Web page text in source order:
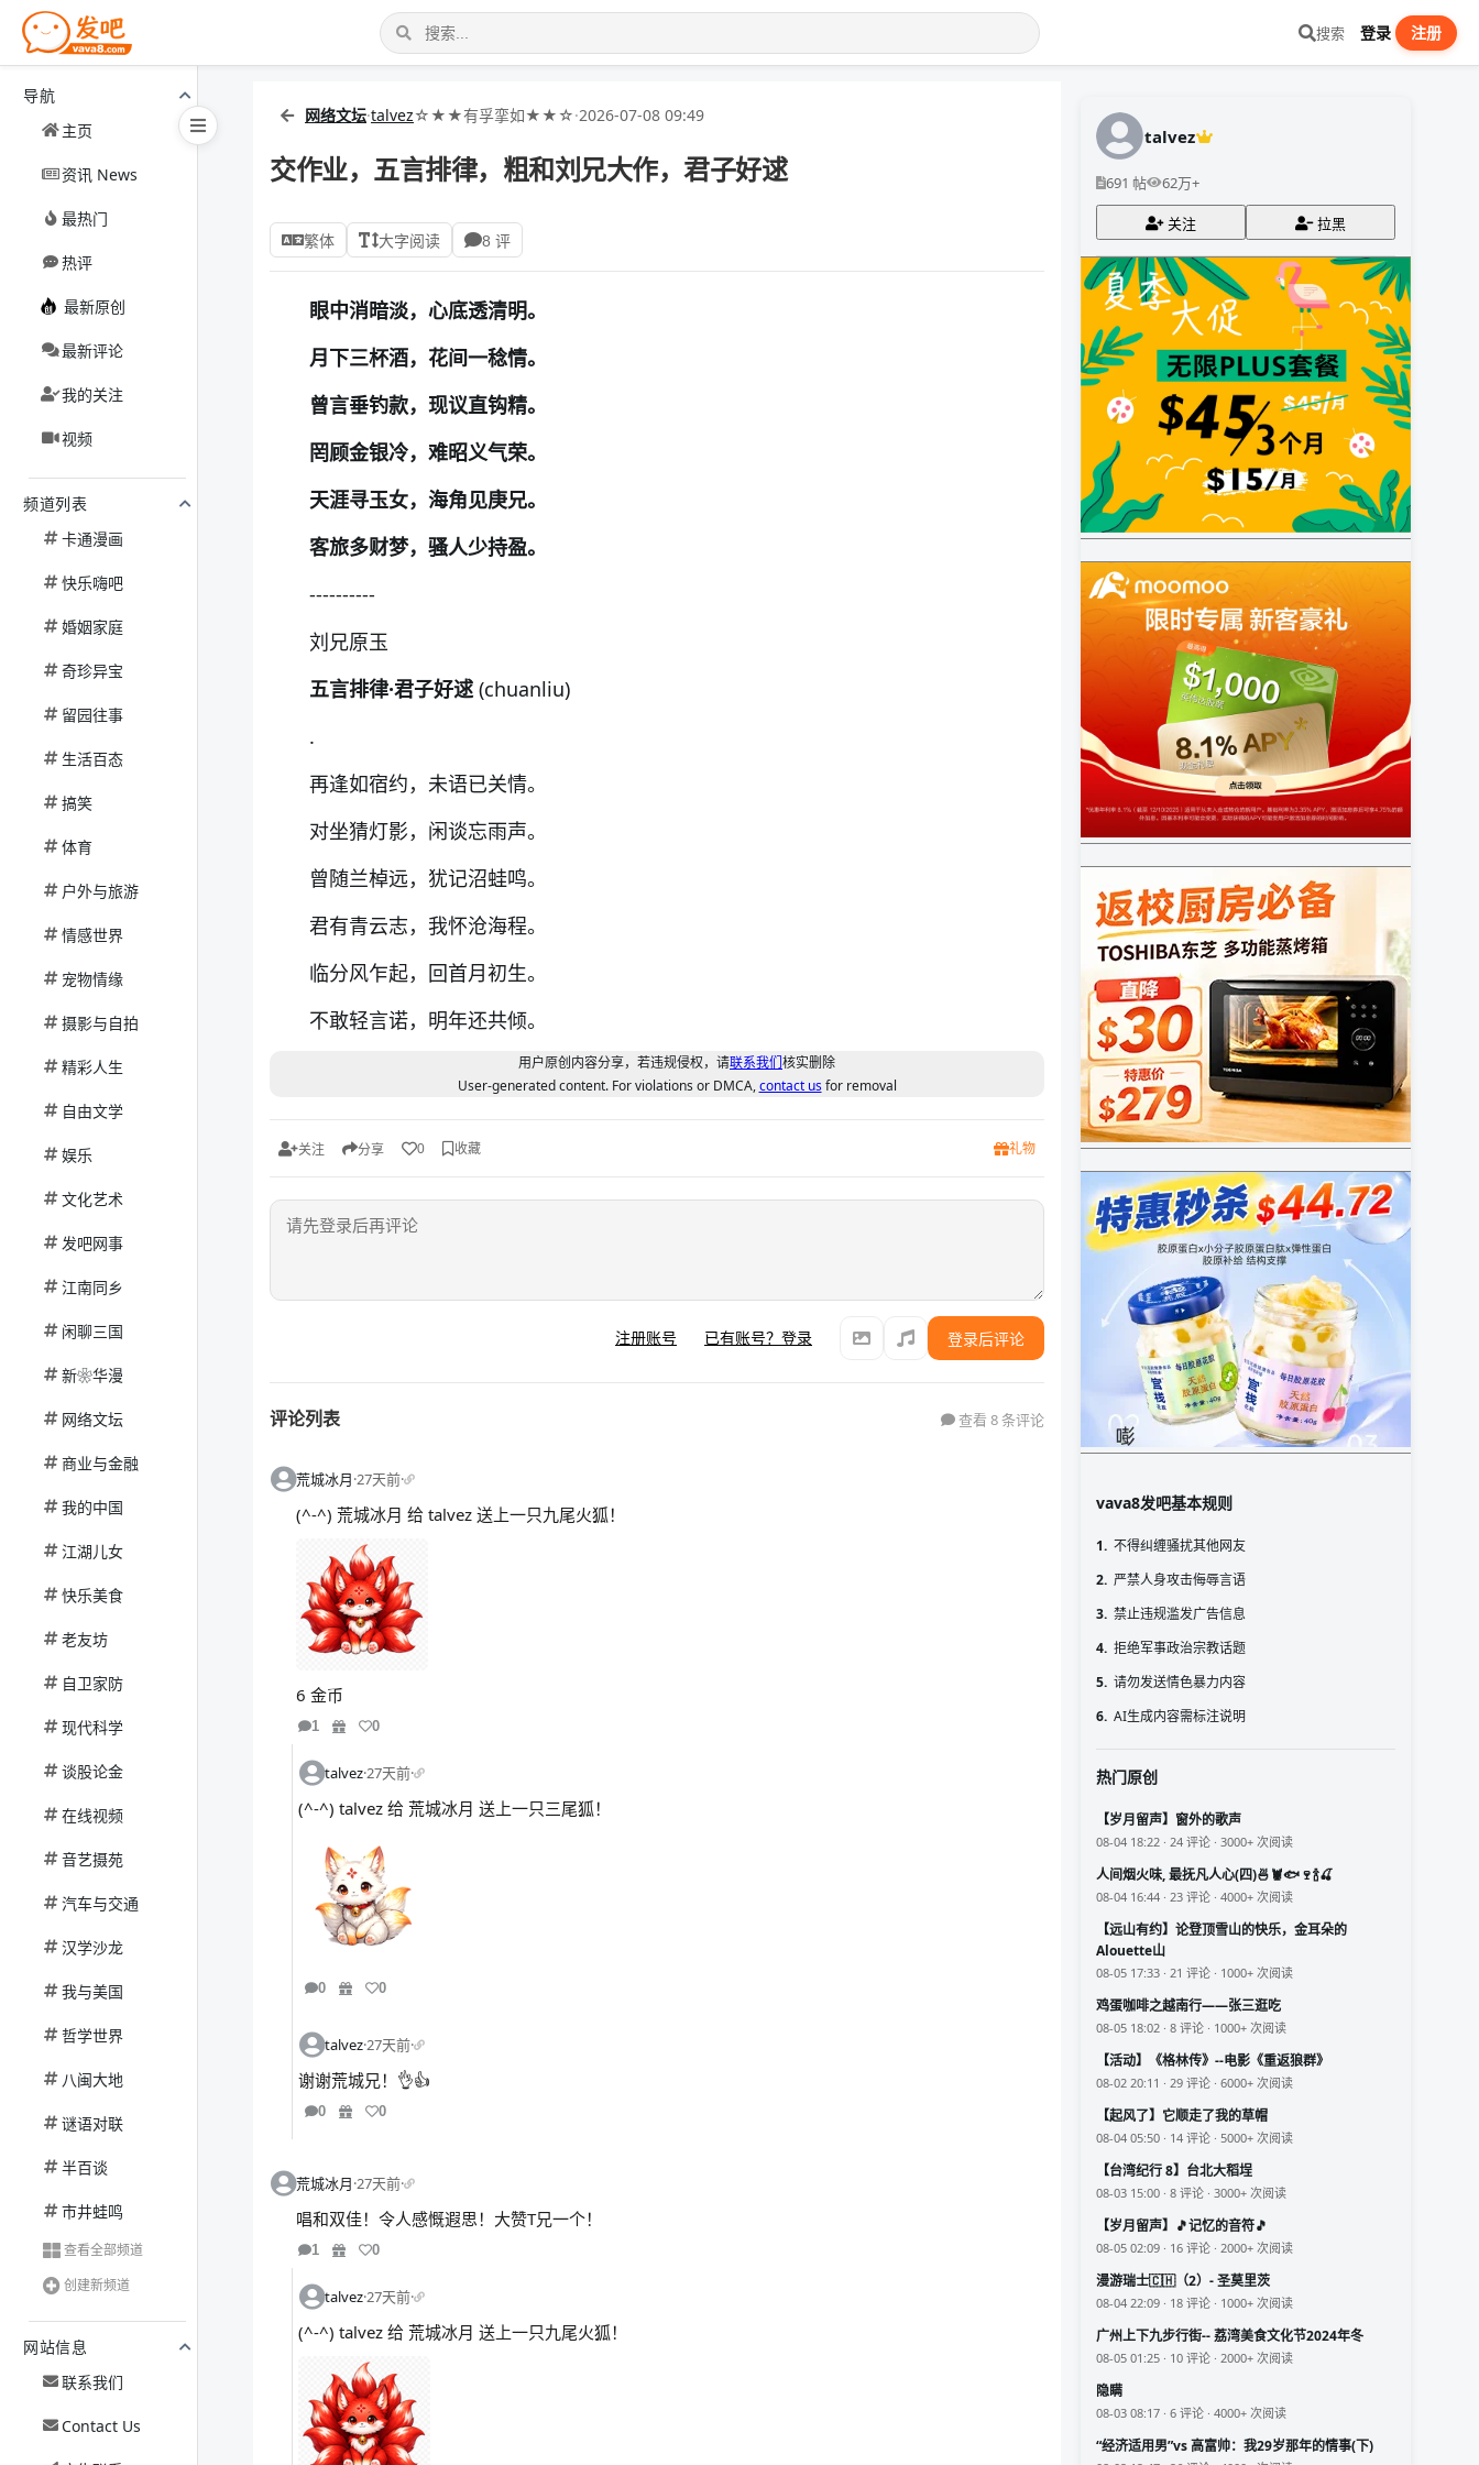
搜索 登录 注册
导航
主页
资讯 News
最热门
热评
最新原创
最新评论
我的关注
视频
频道列表
卡通漫画
快乐嗨吧
婚姻家庭
奇珍异宝
留园往事
生活百态
搞笑
体育
户外与旅游
情感世界
宠物情缘
摄影与自拍
精彩人生
自由文学
娱乐
文化艺术
发吧网事
江南同乡
闲聊三国
新❀华漫
网络文坛
商业与金融
我的中国
江湖儿女
快乐美食
老友坊
自卫家防
现代科学
谈股论金
在线视频
音艺摄苑
汽车与交通
汉学沙龙
我与美国
哲学世界
八闽大地
谜语对联
半百谈
市井蛙鸣
查看全部频道
创建新频道
网站信息
联系我们
Contact Us
网络文坛·talvez☆★★有孚挛如★★☆·2026-07-08 09:49
交作业，五言排律，粗和刘兄大作，君子好逑
繁体 大字阅读 8 评
眼中消暗淡，心底透清明。
月下三杯酒，花间一稔情。
曾言垂钓款，现议直钩精。
罔顾金银冷，难昭义气荣。
天涯寻玉女，海角见庚兄。
客旅多财梦，骚人少持盈。
----------
刘兄原玉
五言排律·君子好逑 (chuanliu)
.
再逢如宿约，未语已关情。
对坐猜灯影，闲谈忘雨声。
曾随兰棹远，犹记沼蛙鸣。
君有青云志，我怀沧海程。
临分风乍起，回首月初生。
不敢轻言诺，明年还共倾。
用户原创内容分享，若违规侵权，请联系我们核实删除
User-generated content. For violations or DMCA,contact usfor removal
关注 分享 0 收藏 礼物
注册账号 已有账号？登录 登录后评论
评论列表 查看 8 条评论
荒城冰月·27天前·
(^-^) 荒城冰月 给 talvez 送上一只九尾火狐！
6 金币
1 0
talvez·27天前·
(^-^) talvez 给 荒城冰月 送上一只三尾狐！
0 0
talvez·27天前·
谢谢荒城兄！👌👍
0 0
荒城冰月·27天前·
唱和双佳！令人感慨遐思！大赞T兄一个！
1 0
talvez·27天前·
(^-^) talvez 给 荒城冰月 送上一只九尾火狐！
talvez
691 帖 62万+
关注 拉黑
vava8发吧基本规则
1. 不得纠缠骚扰其他网友
2. 严禁人身攻击侮辱言语
3. 禁止违规滥发广告信息
4. 拒绝军事政治宗教话题
5. 请勿发送情色暴力内容
6. AI生成内容需标注说明
热门原创
【岁月留声】窗外的歌声
08-04 18:22 · 24 评论 · 3000+ 次阅读
人间烟火味, 最抚凡人心(四)🍜🦞🐟🍷🍾🍒
08-04 16:44 · 23 评论 · 4000+ 次阅读
【远山有约】论登顶雪山的快乐，金耳朵的
Alouette山
08-05 17:33 · 21 评论 · 1000+ 次阅读
鸡蛋咖啡之越南行——张三逛吃
08-05 18:02 · 8 评论 · 1000+ 次阅读
【活动】《格林传》--电影《重返狼群》
08-02 20:11 · 29 评论 · 6000+ 次阅读
【起风了】它顺走了我的草帽
08-04 05:50 · 14 评论 · 5000+ 次阅读
【台湾纪行 8】台北大稻埕
08-03 15:00 · 8 评论 · 3000+ 次阅读
【岁月留声】🎵记忆的音符🎵
08-05 02:09 · 16 评论 · 2000+ 次阅读
漫游瑞士🇨🇭（2）- 圣莫里茨
08-04 22:09 · 18 评论 · 1000+ 次阅读
广州上下九步行街-- 荔湾美食文化节2024年冬
08-05 01:25 · 10 评论 · 2000+ 次阅读
隐瞒
08-03 08:17 · 6 评论 · 4000+ 次阅读
“经济适用男”vs 高富帅：我29岁那年的情事(下)